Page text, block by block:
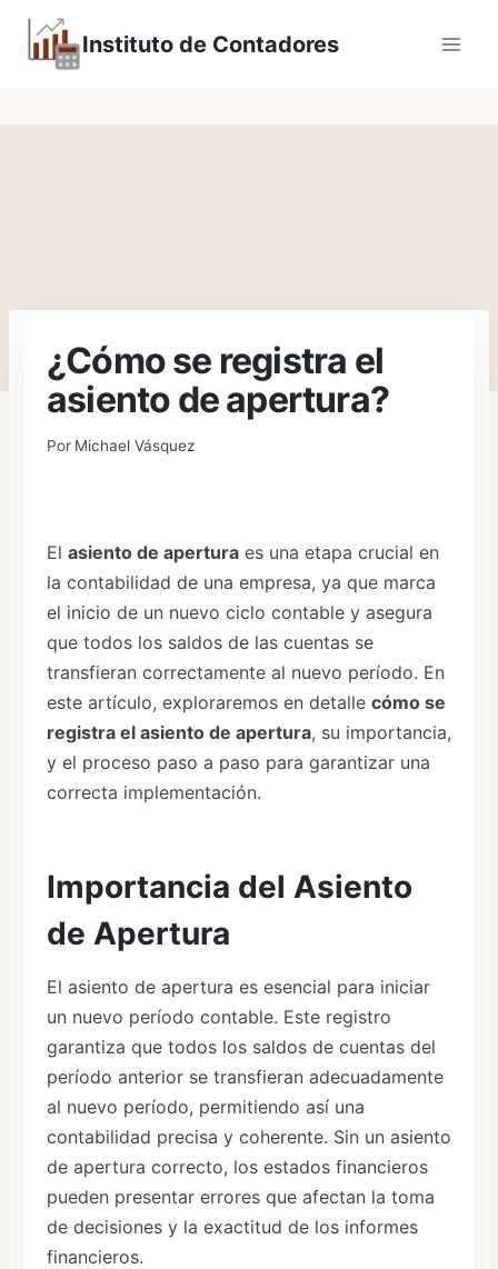
Saltar
contenido
Instituto de Contadores
¿Cómo se registra el
asiento de apertura?
Por Michael Vásquez
El asiento de apertura es una etapa crucial en
la contabilidad de una empresa, ya que marca
el inicio de un nuevo ciclo contable y asegura
que todos los saldos de las cuentas se
transfieran correctamente al nuevo período. En
este artículo, exploraremos en detalle cómo se
registra el asiento de apertura, su importancia,
y el proceso paso a paso para garantizar una
correcta implementación.
Importancia del Asiento
de Apertura
El asiento de apertura es esencial para iniciar
un nuevo período contable. Este registro
garantiza que todos los saldos de cuentas del
período anterior se transfieran adecuadamente
al nuevo período, permitiendo así una
contabilidad precisa y coherente. Sin un asiento
de apertura correcto, los estados financieros
pueden presentar errores que afectan la toma
de decisiones y la exactitud de los informes
financieros.